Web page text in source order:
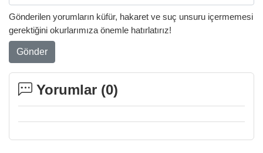
Gönderilen yorumların küfür, hakaret ve suç unsuru içermemesi
gerektiğini okurlarımıza önemle hatırlatırız!
Gönder
Yorumlar (0)